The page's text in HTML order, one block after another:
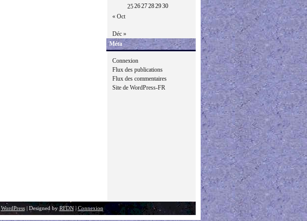
252627282930
« Oct
Déc »
Méta
Connexion
Flux des publications
Flux des commentaires
Site de WordPress-FR
WordPress| Designed byRFDN|Connexion